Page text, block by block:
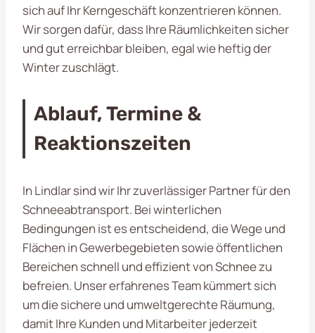
sich auf Ihr Kerngeschäft konzentrieren können.
Wir sorgen dafür, dass Ihre Räumlichkeiten sicher
und gut erreichbar bleiben, egal wie heftig der
Winter zuschlägt.
Ablauf, Termine &
Reaktionszeiten
In Lindlar sind wir Ihr zuverlässiger Partner für den
Schneeabtransport. Bei winterlichen
Bedingungen ist es entscheidend, die Wege und
Flächen in Gewerbegebieten sowie öffentlichen
Bereichen schnell und effizient von Schnee zu
befreien. Unser erfahrenes Team kümmert sich
um die sichere und umweltgerechte Räumung,
damit Ihre Kunden und Mitarbeiter jederzeit